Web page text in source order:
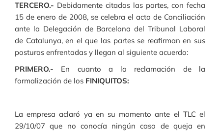
TERCERO.- Debidamente citadas las partes, con fecha
15 de enero de 2008, se celebra el acto de Conciliación
ante la Delegación de Barcelona del Tribunal Laboral
de Catalunya, en el que las partes se reafirman en sus
posturas enfrentadas y llegan al siguiente acuerdo:
PRIMERO.- En cuanto a la reclamación de la
formalización de los FINIQUITOS:
La empresa aclaró ya en su momento ante el TLC el
29/10/07 que no conocía ningún caso de queja en